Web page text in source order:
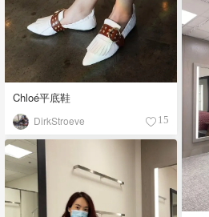
Chloé平底鞋
DirkStroeve 15